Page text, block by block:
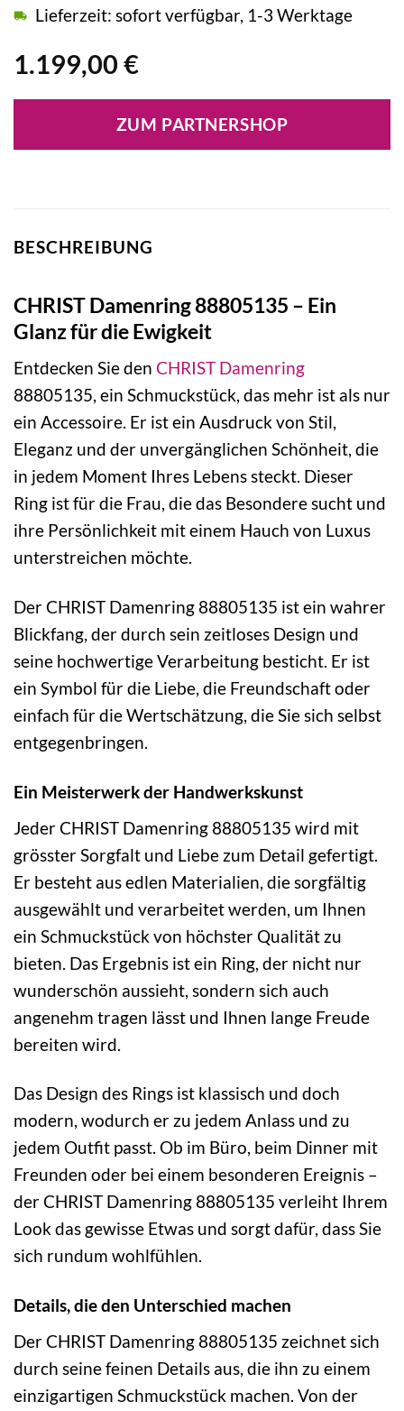
1.199,00 €
Lieferzeit: sofort verfügbar, 1-3 Werktage
ZUM PARTNERSHOP
BESCHREIBUNG
CHRIST Damenring 88805135 – Ein
Glanz für die Ewigkeit
Entdecken Sie den CHRIST Damenring
88805135, ein Schmuckstück, das mehr ist als nur
ein Accessoire. Er ist ein Ausdruck von Stil,
Eleganz und der unvergänglichen Schönheit, die
in jedem Moment Ihres Lebens steckt. Dieser
Ring ist für die Frau, die das Besondere sucht und
ihre Persönlichkeit mit einem Hauch von Luxus
unterstreichen möchte.
Der CHRIST Damenring 88805135 ist ein wahrer
Blickfang, der durch sein zeitloses Design und
seine hochwertige Verarbeitung besticht. Er ist
ein Symbol für die Liebe, die Freundschaft oder
einfach für die Wertschätzung, die Sie sich selbst
entgegenbringen.
Ein Meisterwerk der Handwerkskunst
Jeder CHRIST Damenring 88805135 wird mit
grösster Sorgfalt und Liebe zum Detail gefertigt.
Er besteht aus edlen Materialien, die sorgfältig
ausgewählt und verarbeitet werden, um Ihnen
ein Schmuckstück von höchster Qualität zu
bieten. Das Ergebnis ist ein Ring, der nicht nur
wunderschön aussieht, sondern sich auch
angenehm tragen lässt und Ihnen lange Freude
bereiten wird.
Das Design des Rings ist klassisch und doch
modern, wodurch er zu jedem Anlass und zu
jedem Outfit passt. Ob im Büro, beim Dinner mit
Freunden oder bei einem besonderen Ereignis –
der CHRIST Damenring 88805135 verleiht Ihrem
Look das gewisse Etwas und sorgt dafür, dass Sie
sich rundum wohlfühlen.
Details, die den Unterschied machen
Der CHRIST Damenring 88805135 zeichnet sich
durch seine feinen Details aus, die ihn zu einem
einzigartigen Schmuckstück machen. Von der